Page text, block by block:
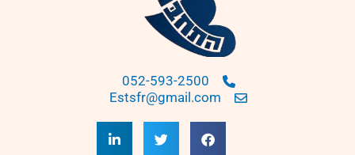
052-593-2500
Estsfr@gmail.com